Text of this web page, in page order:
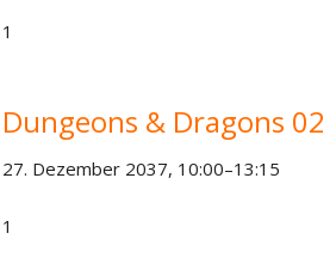
1
Dungeons & Dragons 02
27. Dezember 2037, 10:00–13:15
1